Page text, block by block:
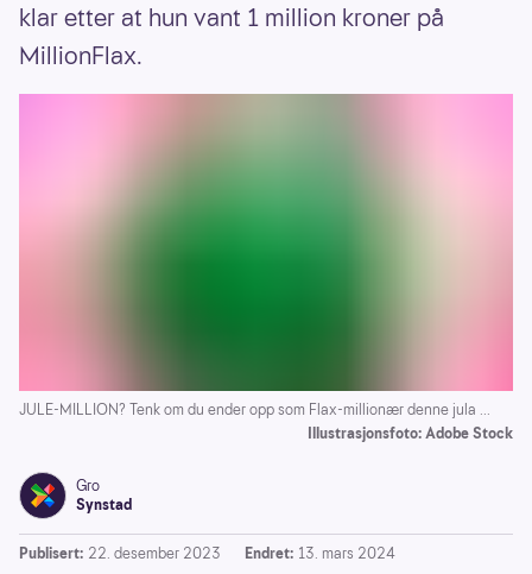
klar etter at hun vant 1 million kroner på
MillionFlax.
JULE-MILLION? Tenk om du ender opp som Flax-millionær denne jula ...
Illustrasjonsfoto: Adobe Stock
Gro
Synstad
Publisert: 22. desember 2023 Endret: 13. mars 2024